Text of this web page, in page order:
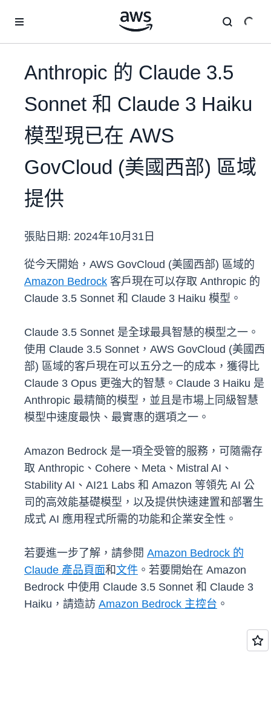
Anthropic 的 Claude 3.5
Sonnet 和 Claude 3 Haiku
模型現已在 AWS
GovCloud (美國西部) 區域
提供
張貼日期: 2024年10月31日
從今天開始，AWS GovCloud (美國西部) 區域的
Amazon Bedrock 客戶現在可以存取 Anthropic 的
Claude 3.5 Sonnet 和 Claude 3 Haiku 模型。
Claude 3.5 Sonnet 是全球最具智慧的模型之一。
使用 Claude 3.5 Sonnet，AWS GovCloud (美國西
部) 區域的客戶現在可以五分之一的成本，獲得比
Claude 3 Opus 更強大的智慧。Claude 3 Haiku 是
Anthropic 最精簡的模型，並且是市場上同級智慧
模型中速度最快、最實惠的選項之一。
Amazon Bedrock 是一項全受管的服務，可隨需存
取 Anthropic、Cohere、Meta、Mistral AI、
Stability AI、AI21 Labs 和 Amazon 等領先 AI 公
司的高效能基礎模型，以及提供快速建置和部署生
成式 AI 應用程式所需的功能和企業安全性。
若要進一步了解，請參閱 Amazon Bedrock 的
Claude 產品頁面和文件 。若要開始在 Amazon
Bedrock 中使用 Claude 3.5 Sonnet 和 Claude 3
Haiku，請造訪 Amazon Bedrock 主控台 。